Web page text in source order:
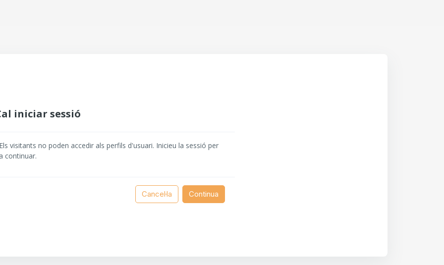
iniciar sessió
visitants no poden accedir als perfils d'usuari. Inicieu la sessió per
continuar.
Cancel·la Continua